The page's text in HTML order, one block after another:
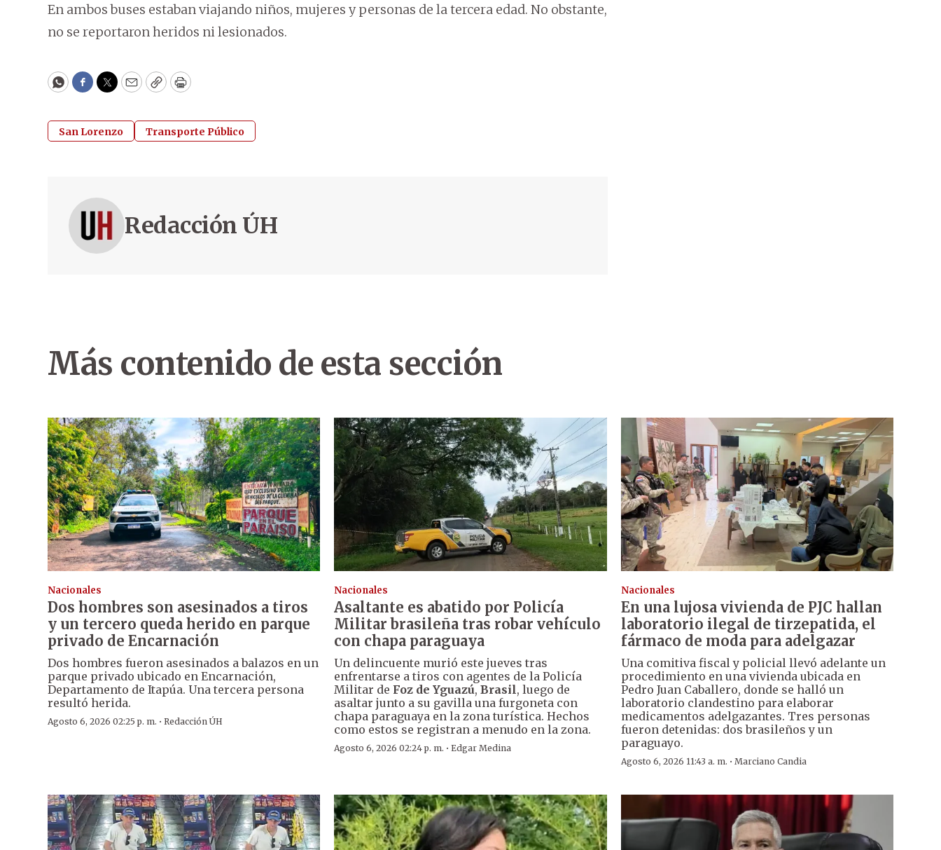
En ambos buses estaban viajando niños, mujeres y personas de la tercera edad. No obstante,
no se reportaron heridos ni lesionados.
WhatsApp
Facebook
Twitter
EmailCopyPrint
San Lorenzo Transporte Público
Redacción ÚH
Más contenido de esta sección
Nacionales
Dos hombres son asesinados a tiros
y un tercero queda herido en parque
privado de Encarnación
Dos hombres fueron asesinados a balazos en un
parque privado ubicado en Encarnación,
Departamento de Itapúa. Una tercera persona
resultó herida.
Agosto 6, 2026 02:25 p. m. · Redacción ÚH
Nacionales
Asaltante es abatido por Policía
Militar brasileña tras robar vehículo
con chapa paraguaya
Un delincuente murió este jueves tras
enfrentarse a tiros con agentes de la Policía
Militar de Foz de Yguazú,Brasil, luego de
asaltar junto a su gavilla una furgoneta con
chapa paraguaya en la zona turística. Hechos
como estos se registran a menudo en la zona.
Agosto 6, 2026 02:24 p. m. ·Edgar Medina
Nacionales
En una lujosa vivienda de PJC hallan
laboratorio ilegal de tirzepatida, el
fármaco de moda para adelgazar
Una comitiva fiscal y policial llevó adelante un
procedimiento en una vivienda ubicada en
Pedro Juan Caballero, donde se halló un
laboratorio clandestino para elaborar
medicamentos adelgazantes. Tres personas
fueron detenidas: dos brasileños y un
paraguayo.
Agosto 6, 2026 11:43 a. m. · Marciano Candia